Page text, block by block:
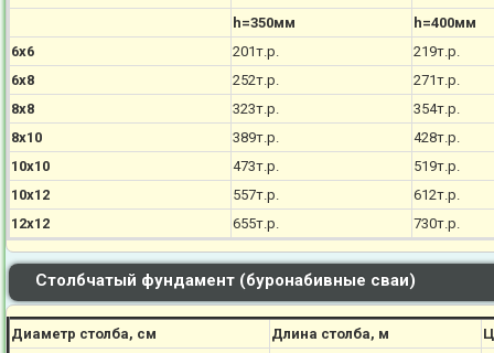
h=350мм
h=400мм
6х6
201т.р.
219т.р.
6х8
252т.р.
271т.р.
8х8
323т.р.
354т.р.
8х10
389т.р.
428т.р.
10х10
473т.р.
519т.р.
10х12
557т.р.
612т.р.
12х12
655т.р. 730т.р.
Столбчатый фундамент (буронабивные сваи)
Диаметр столба, см Длина столба, м